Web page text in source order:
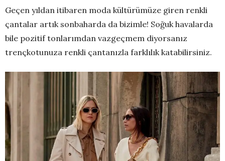
Geçen yıldan itibaren moda kültürümüze giren renkli
çantalar artık sonbaharda da bizimle! Soğuk havalarda
bile pozitif tonlarımdan vazgeçmem diyorsanız
trençkotunuza renkli çantanızla farklılık katabilirsiniz.